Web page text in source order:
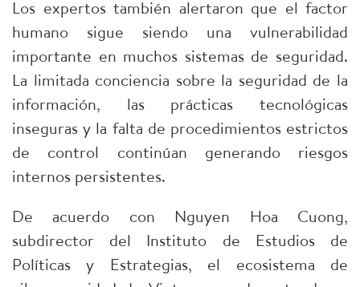
Los expertos también alertaron que el factor
humano sigue siendo una vulnerabilidad
importante en muchos sistemas de seguridad.
La limitada conciencia sobre la seguridad de la
información, las prácticas tecnológicas
inseguras y la falta de procedimientos estrictos
de control continúan generando riesgos
internos persistentes.​
De acuerdo con Nguyen Hoa Cuong,
subdirector del Instituto de Estudios de
Políticas y Estrategias, el ecosistema de